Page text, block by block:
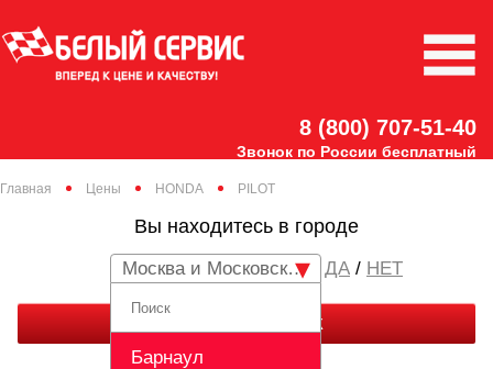
8 (800) 707-51-40
Звонок по России бесплатный
Главная Цены HONDA PILOT
Вы находитесь в городе
Москва и Московская область
Барнаул
/ НЕТ
ЗАКАЗАТЬ ЗВОНОК